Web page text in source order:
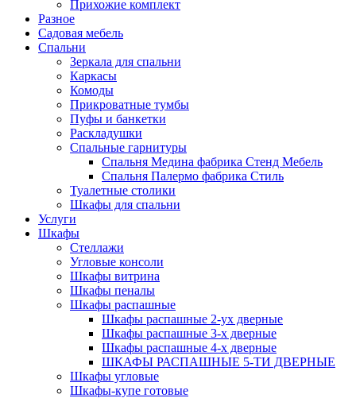
Прихожие комплект
Разное
Садовая мебель
Спальни
Зеркала для спальни
Каркасы
Комоды
Прикроватные тумбы
Пуфы и банкетки
Раскладушки
Спальные гарнитуры
Спальня Медина фабрика Стенд Мебель
Спальня Палермо фабрика Стиль
Туалетные столики
Шкафы для спальни
Услуги
Шкафы
Стеллажи
Угловые консоли
Шкафы витрина
Шкафы пеналы
Шкафы распашные
Шкафы распашные 2-ух дверные
Шкафы распашные 3-х дверные
Шкафы распашные 4-х дверные
ШКАФЫ РАСПАШНЫЕ 5-ТИ ДВЕРНЫЕ
Шкафы угловые
Шкафы-купе готовые